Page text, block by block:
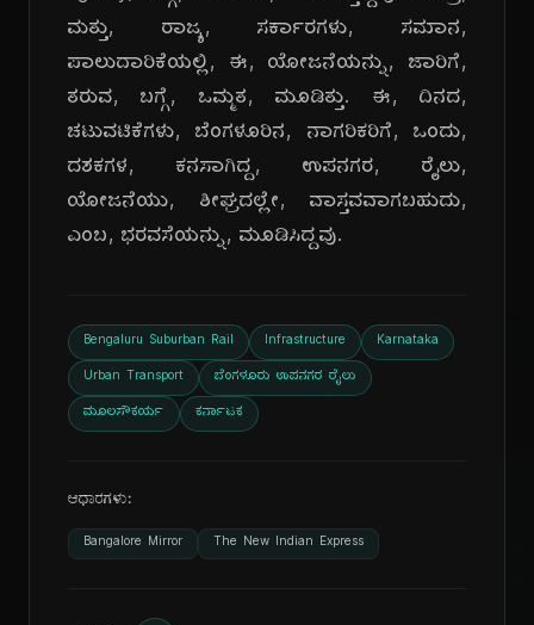
ಮತ್ತು, ರಾಜ್ಯ, ಸರ್ಕಾರಗಳು, ಸಮಾನ,
ಪಾಲುದಾರಿಕೆಯಲ್ಲಿ, ಈ, ಯೋಜನೆಯನ್ನು, ಜಾರಿಗೆ,
ತರುವ, ಬಗ್ಗೆ, ಒಮ್ಮತ, ಮೂಡಿತ್ತು. ಈ, ದಿನದ,
ಚಟುವಟಿಕೆಗಳು, ಬೆಂಗಳೂರಿನ, ನಾಗರಿಕರಿಗೆ, ಒಂದು,
ದಶಕಗಳ, ಕನಸಾಗಿದ್ದ, ಉಪನಗರ, ರೈಲು,
ಯೋಜನೆಯು, ಶೀಘ್ರದಲ್ಲೇ, ವಾಸ್ತವವಾಗಬಹುದು,
ಎಂಬ, ಭರವಸೆಯನ್ನು, ಮೂಡಿಸಿದ್ದವು.
Bengaluru Suburban Rail Infrastructure Karnataka
Urban Transport ಬೆಂಗಳೂರು ಉಪನಗರ ರೈಲು
ಮೂಲಸೌಕರ್ಯ ಕರ್ನಾಟಕ
ಆಧಾರಗಳು:
Bangalore Mirror The New Indian Express